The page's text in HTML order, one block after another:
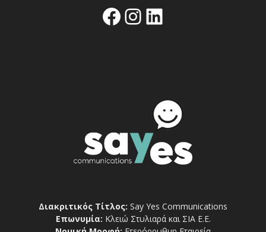
Facebook
Instagram
Linkedin
Διακριτικός Τίτλος: Say Yes Communications
Επωνυμία: Κλειώ Στυλιαρά και ΣΙΑ Ε.Ε.